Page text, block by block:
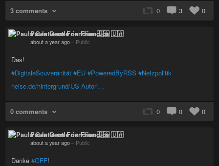
3 comments 0 3 0
Paula Gentle on Friendica 🇺🇦
about a year ago – Public
Das!
#DigitaleSouveränität #EU #PoweredByRSS #Netzpolitik
heise.de/hintergrund/US-Autori…
0 comments 0 0 0
Paula Gentle on Friendica 🇺🇦
about a year ago – Public
Danke #GFF!